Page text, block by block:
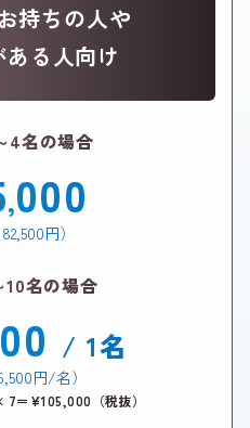
持ちの人や
る人向け
4名の場合
,000
円）
10名の場合
/ 1名
円/名）
＝¥105,000（税抜）